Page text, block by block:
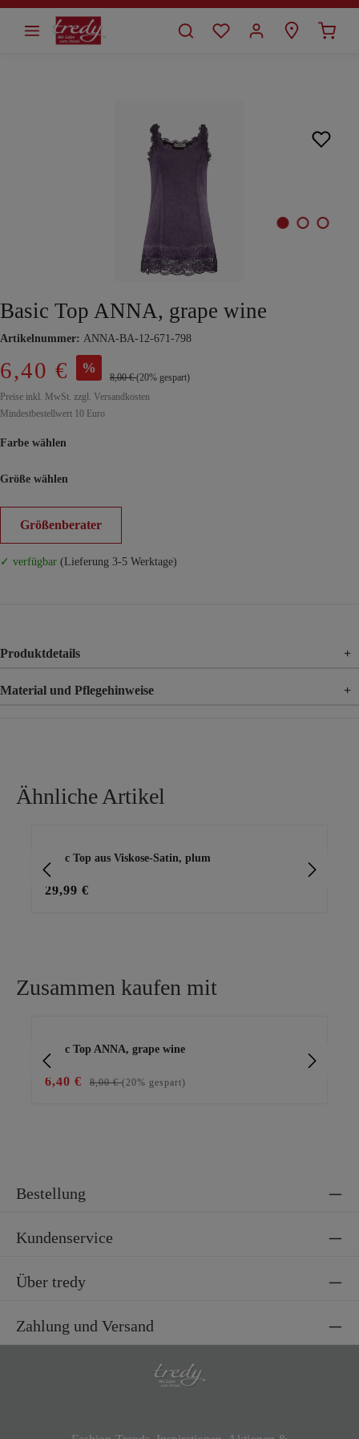
springen
Basic Top ANNA, grape wine
Artikelnummer: ANNA-BA-12-671-798
6,40 € %
8,00 €(20% gespart)
Preise inkl. MwSt. zzgl. Versandkosten
Mindestbestellwert 10 Euro
Farbe wählen
Größe wählen
Größenberater
✓ verfügbar (Lieferung 3-5 Werktage)
Produktdetails +
Material und Pflegehinweise +
Ähnliche Artikel
Basic Top aus Viskose-Satin, plum
29,99 €
Zusammen kaufen mit
Basic Top ANNA, grape wine
6,40 € 8,00 €(20% gespart)
Bestellung
Kundenservice
Über tredy
Zahlung und Versand